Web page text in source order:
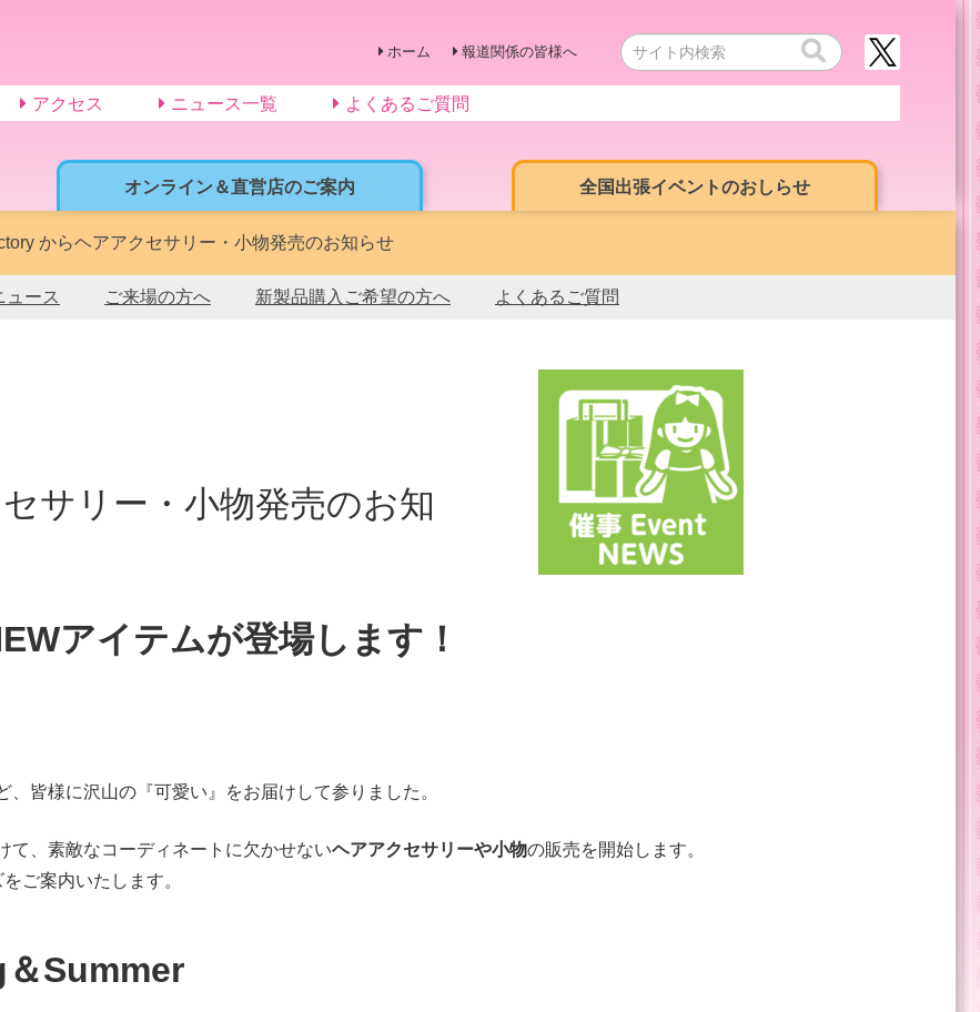
オンライン＆直営店のご案内 全国出張イベントのおしらせ
ホーム 報道関係の皆様へ
アクセス ニュース一覧 よくあるご質問
からヘアアクセサリー・小物発売のお知らせ
ュース ご来場の方へ 新製品購入ご希望の方へ よくあるご質問
アイテムが登場します！
皆様に沢山の『可愛い』をお届けして参りました。
て、素敵なコーディネートに欠かせないヘアアクセサリーや小物の販売を開始します。
ご案内いたします。
Summer